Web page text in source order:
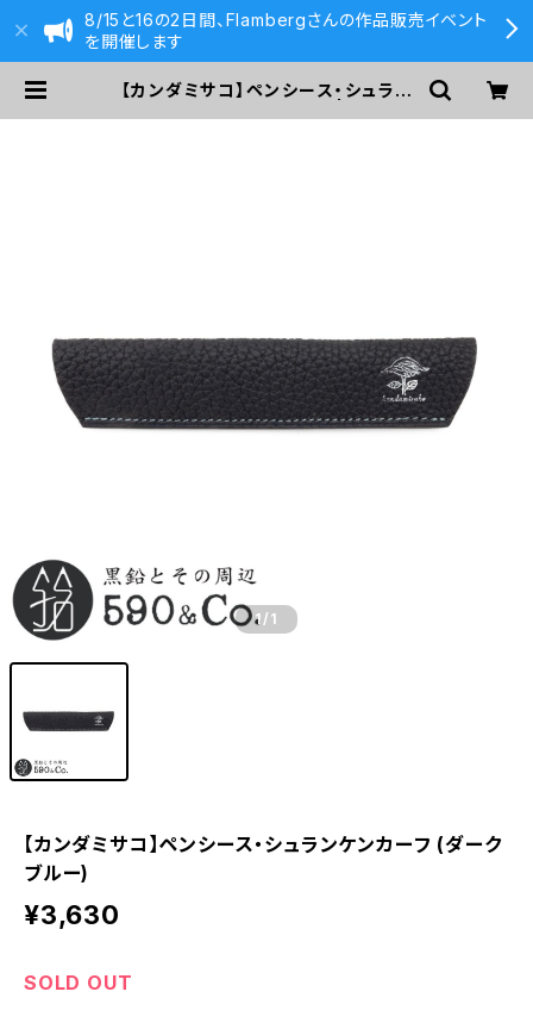
8/15と16の2日間、Flambergさんの作品販売イベント
を開催します
【カンダミサコ】ペンシース・シュラン
1/1
【カンダミサコ】ペンシース・シュランケンカーフ (ダーク
ブルー)
¥3,630
SOLD OUT